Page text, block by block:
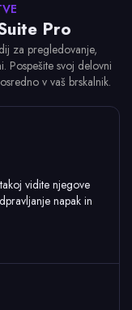
Pro
za pregledovanje,
Pospešite svoj delovni
v vaš brskalnik.
vidite njegove
napak in